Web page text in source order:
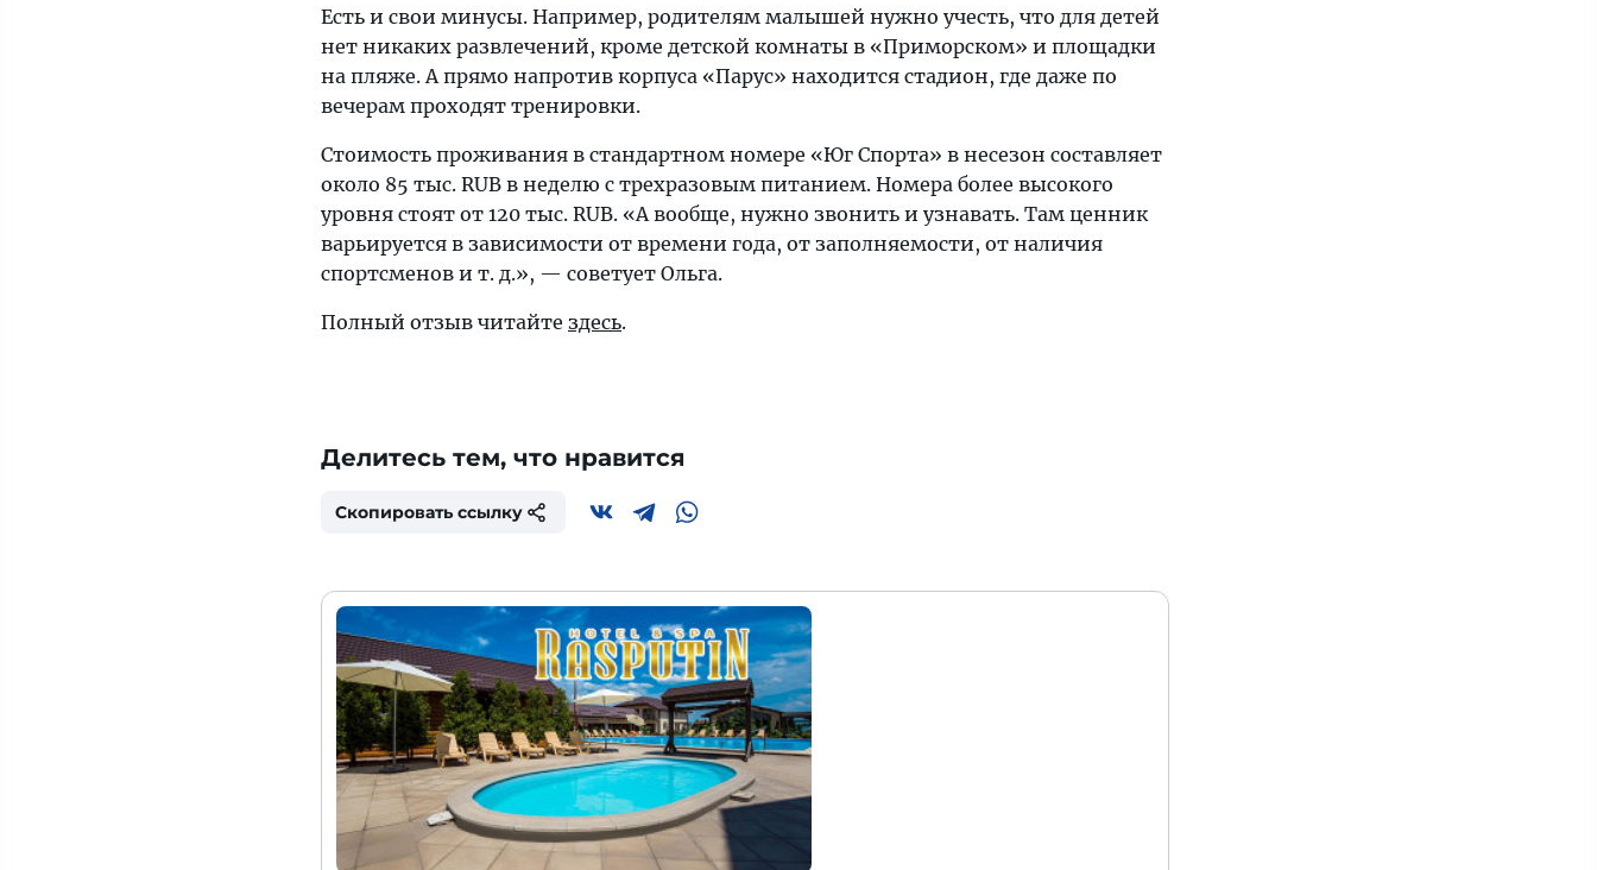
Есть и свои минусы. Например, родителям малышей нужно учесть, что для детей
нет никаких развлечений, кроме детской комнаты в «Приморском» и площадки
на пляже. А прямо напротив корпуса «Парус» находится стадион, где даже по
вечерам проходят тренировки.
Стоимость проживания в стандартном номере «Юг Спорта» в несезон составляет
около 85 тыс. RUB в неделю с трехразовым питанием. Номера более высокого
уровня стоят от 120 тыс. RUB. «А вообще, нужно звонить и узнавать. Там ценник
варьируется в зависимости от времени года, от заполняемости, от наличия
спортсменов и т. д.», — советует Ольга.
Полный отзыв читайте здесь.
Делитесь тем, что нравится
Скопировать ссылку